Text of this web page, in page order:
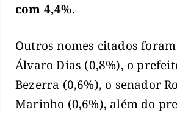
com 4,4%.
Outros nomes citados
Álvaro Dias (0,8%), o
Bezerra (0,6%), o senador
Marinho (0,6%), além do